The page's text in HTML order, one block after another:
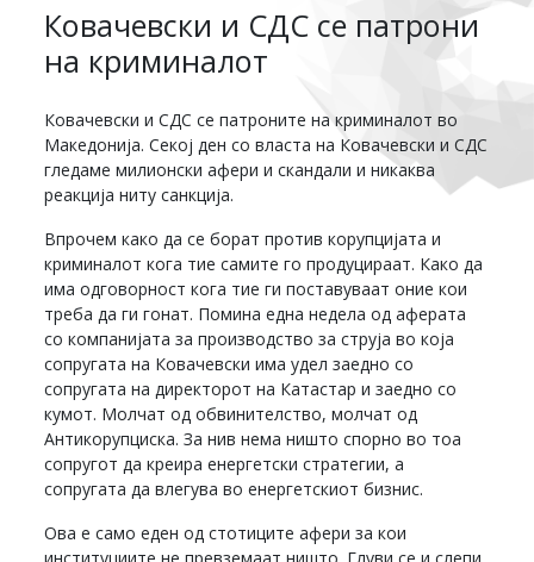
Ковачевски и СДС се патрони
на криминалот
Ковачевски и СДС се патроните на криминалот во
Македонија. Секој ден со власта на Ковачевски и СДС
гледаме милионски афери и скандали и никаква
реакција ниту санкција.
Впрочем како да се борат против корупцијата и
криминалот кога тие самите го продуцираат. Како да
има одговорност кога тие ги поставуваат оние кои
треба да ги гонат. Помина една недела од аферата
со компанијата за производство за струја во која
сопругата на Ковачевски има удел заедно со
сопругата на директорот на Катастар и заедно со
кумот. Молчат од обвинителство, молчат од
Антикорупциска. За нив нема ништо спорно во тоа
сопругот да креира енергетски стратегии, а
сопругата да влегува во енергетскиот бизнис.
Ова е само еден од стотиците афери за кои